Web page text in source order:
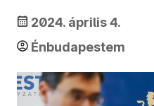
2024. április 4.
Énbudapestem